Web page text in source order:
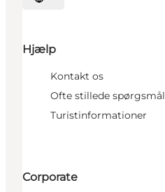
Vælg sprog
Hjælp
Kontakt os
Ofte stillede spørgsmål
Turistinformationer
Corporate